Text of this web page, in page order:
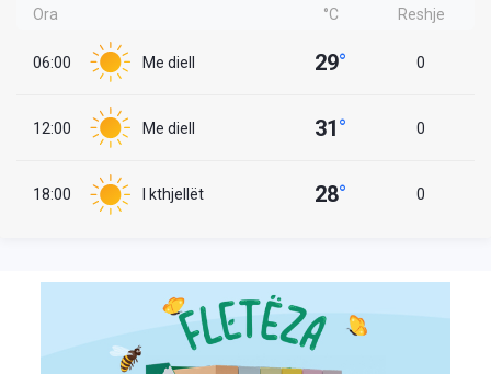
Ora °C Reshje
06:00 Me diell 29° 0
12:00 Me diell 31° 0
18:00 I kthjellët 28° 0